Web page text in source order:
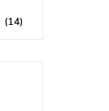
(14)